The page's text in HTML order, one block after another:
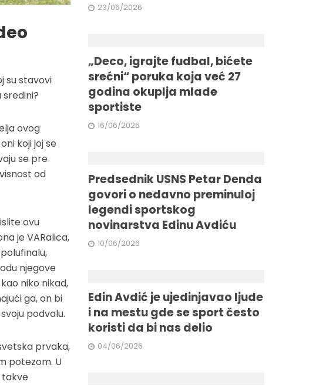
su stavovi
ovog
koji joj se
se pre
od
ovu
je VARalica,
njegove
niko nikad,
ga, on bi
podvalu.
prvaka,
potezom. U
takve
23/06/2026
„Deco, igrajte fudbal, bićete
srećni“ poruka koja već 27
godina okuplja mlade
sportiste
16/06/2026
Predsednik USNS Petar Denda
govori o nedavno preminuloj
legendi sportskog
novinarstva Edinu Avdiću
10/06/2026
Edin Avdić je ujedinjavao ljude
i na mestu gde se sport često
koristi da bi nas delio
04/06/2026